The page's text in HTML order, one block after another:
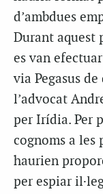
d’ambdues
Durant aquest
es van
via Pegasus
l’advocat
per Irídia. Per
cognoms a les
haurien
per espiar